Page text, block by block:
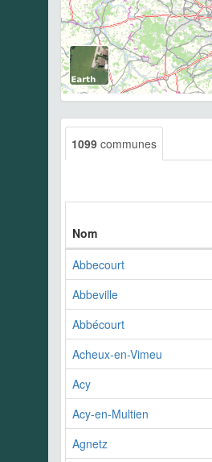
1099 communes
Nom
Abbecourt
Abbeville
Abbécourt
Acheux-en-Vimeu
Acy
Acy-en-Multien
Agnetz